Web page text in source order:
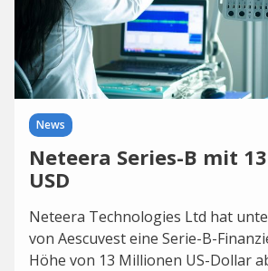
News
Neteera Series-B mit
USD
Neteera Technologies Ltd hat
von Aescuvest eine Serie-B-
Höhe von 13 Millionen US-Dollar